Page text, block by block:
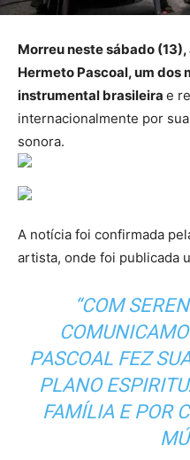
Morreu neste sábado
Hermeto Pascoal, um dos
instrumental brasileira e
internacionalmente por
sonora.
A notícia foi confirmada
artista, onde foi publicada
“COM
PASCOAL FEZ
PLANO
FAMÍLIA E POR